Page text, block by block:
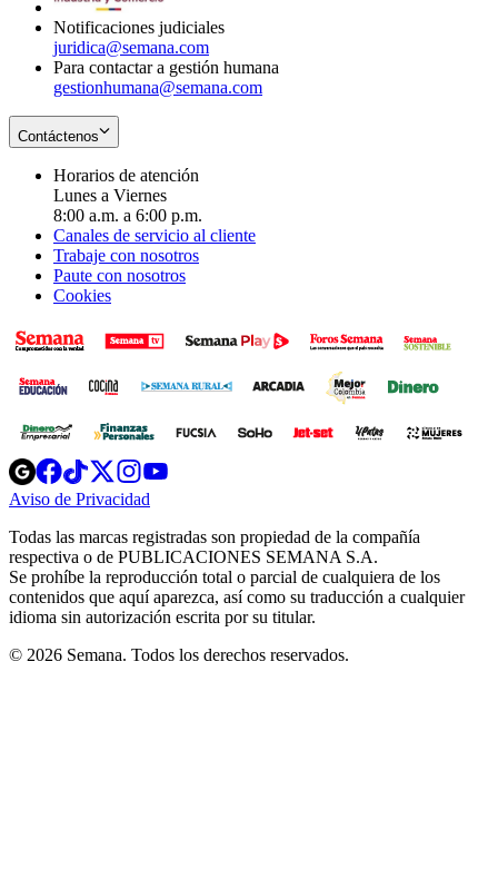
Notificaciones judiciales
juridica@semana.com
Para contactar a gestión humana
gestionhumana@semana.com
Contáctenos
Horarios de atención
Lunes a Viernes
8:00 a.m. a 6:00 p.m.
Canales de servicio al cliente
Trabaje con nosotros
Paute con nosotros
Cookies
Opens
in
new
Opens
in
new
Opens
in
new
window
Opens
new
windowwindow
Aviso de Privacidad
new
window
Todas las marcas registradas son propiedad de la compañía
respectiva o de PUBLICACIONES SEMANA S.A.
Se prohíbe la reproducción total o parcial de cualquiera de los
contenidos que aquí aparezca, así como su traducción a cualquier
idioma sin autorización escrita por su titular.
© 2026 Semana. Todos los derechos reservados.